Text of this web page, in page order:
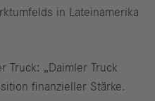
in Lateinamerika
Truck: „Daimler Truck
finanzieller Stärke.